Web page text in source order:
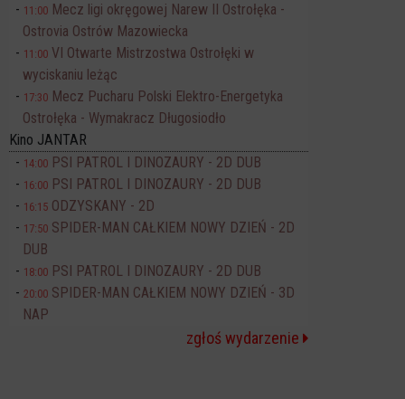
11:00 Mecz ligi okręgowej Narew II Ostrołęka -
Ostrovia Ostrów Mazowiecka
11:00 VI Otwarte Mistrzostwa Ostrołęki w
wyciskaniu leżąc
17:30 Mecz Pucharu Polski Elektro-Energetyka
Ostrołęka - Wymakracz Długosiodło
Kino JANTAR
14:00 PSI PATROL I DINOZAURY - 2D DUB
16:00 PSI PATROL I DINOZAURY - 2D DUB
16:15 ODZYSKANY - 2D
17:50 SPIDER-MAN CAŁKIEM NOWY DZIEŃ - 2D
DUB
18:00 PSI PATROL I DINOZAURY - 2D DUB
20:00 SPIDER-MAN CAŁKIEM NOWY DZIEŃ - 3D
NAP
zgłoś wydarzenie